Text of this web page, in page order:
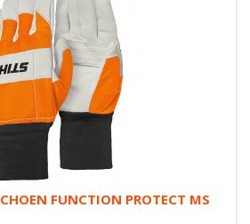
FUNCTION PROTECT MS